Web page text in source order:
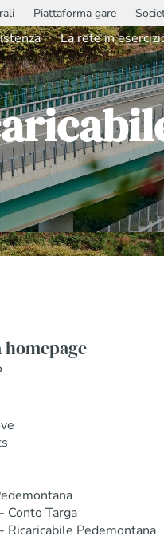
Piattaforma gare
La rete in
Conto Targa
Ricaricabile Pedemontana